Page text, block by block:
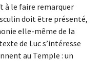
à le faire remarquer
doit être présenté,
elle-même de la
de Luc s’intéresse
au Temple : un